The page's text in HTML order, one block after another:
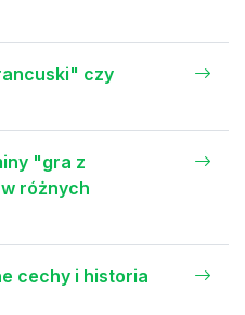
czy
"gra z
różnych
cechy i historia